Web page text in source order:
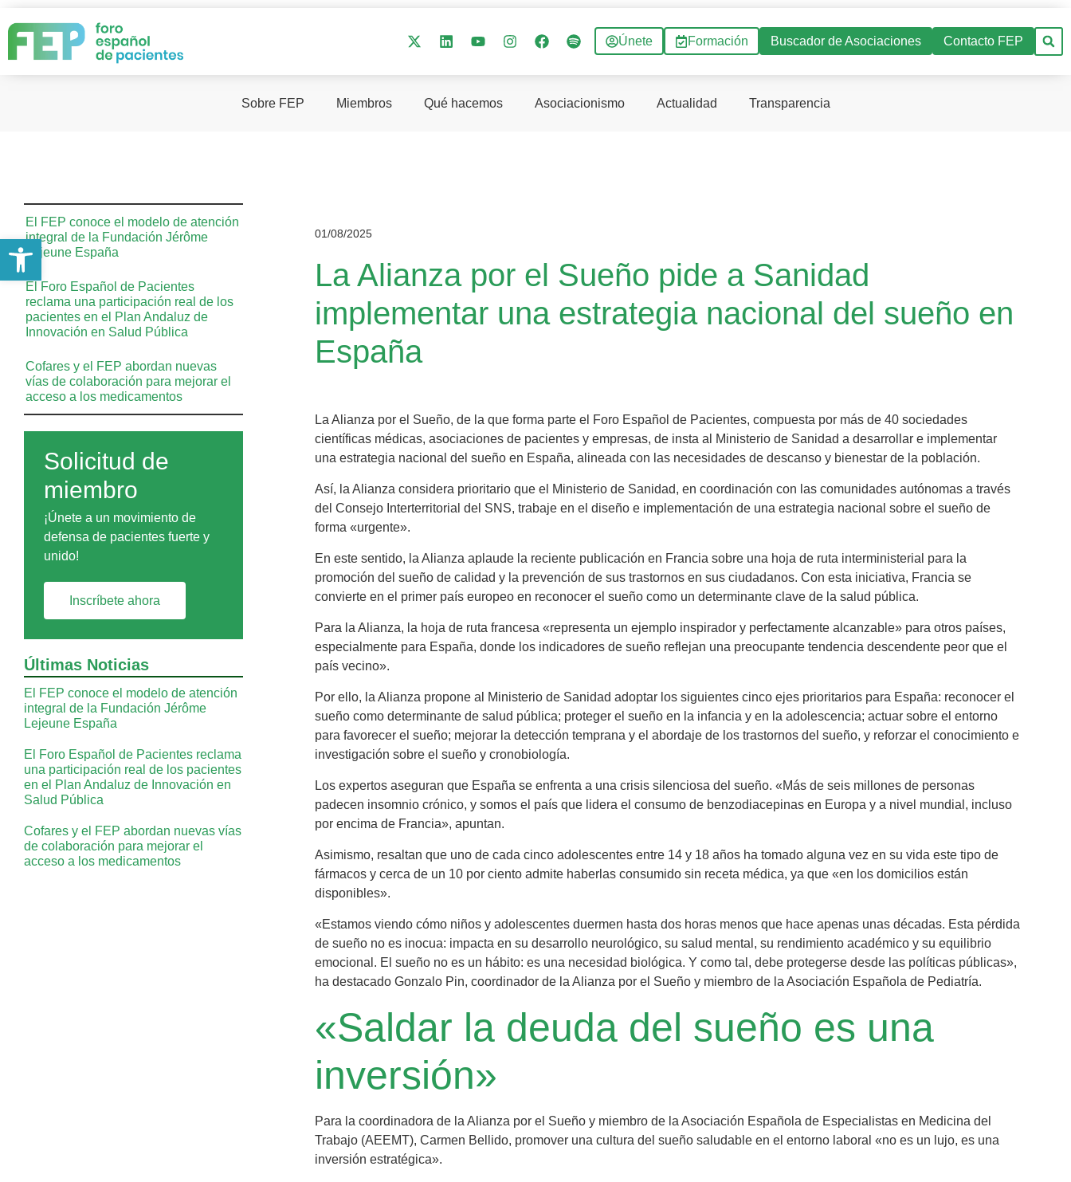
Únete Formación Buscador de Asociaciones Contacto FEP
Sobre FEP Miembros Qué hacemos Asociacionismo Actualidad Transparencia
El FEP conoce el modelo de atención
integral de la Fundación Jérôme
Lejeune España
El Foro Español de Pacientes
reclama una participación real de los
pacientes en el Plan Andaluz de
Innovación en Salud Pública
Cofares y el FEP abordan nuevas
vías de colaboración para mejorar el
acceso a los medicamentos
Solicitud de
miembro
¡Únete a un movimiento de
defensa de pacientes fuerte y
unido!
Inscríbete ahora
Últimas Noticias
El FEP conoce el modelo de atención
integral de la Fundación Jérôme
Lejeune España
El Foro Español de Pacientes reclama
una participación real de los pacientes
en el Plan Andaluz de Innovación en
Salud Pública
Cofares y el FEP abordan nuevas vías
de colaboración para mejorar el
acceso a los medicamentos
01/08/2025
La Alianza por el Sueño pide a Sanidad
implementar una estrategia nacional del sueño en
España
La Alianza por el Sueño, de la que forma parte el Foro Español de Pacientes, compuesta por más de 40 sociedades
científicas médicas, asociaciones de pacientes y empresas, de insta al Ministerio de Sanidad a desarrollar e implementar
una estrategia nacional del sueño en España, alineada con las necesidades de descanso y bienestar de la población.
Así, la Alianza considera prioritario que el Ministerio de Sanidad, en coordinación con las comunidades autónomas a través
del Consejo Interterritorial del SNS, trabaje en el diseño e implementación de una estrategia nacional sobre el sueño de
forma «urgente».
En este sentido, la Alianza aplaude la reciente publicación en Francia sobre una hoja de ruta interministerial para la
promoción del sueño de calidad y la prevención de sus trastornos en sus ciudadanos. Con esta iniciativa, Francia se
convierte en el primer país europeo en reconocer el sueño como un determinante clave de la salud pública.
Para la Alianza, la hoja de ruta francesa «representa un ejemplo inspirador y perfectamente alcanzable» para otros países,
especialmente para España, donde los indicadores de sueño reflejan una preocupante tendencia descendente peor que el
país vecino».
Por ello, la Alianza propone al Ministerio de Sanidad adoptar los siguientes cinco ejes prioritarios para España: reconocer el
sueño como determinante de salud pública; proteger el sueño en la infancia y en la adolescencia; actuar sobre el entorno
para favorecer el sueño; mejorar la detección temprana y el abordaje de los trastornos del sueño, y reforzar el conocimiento e
investigación sobre el sueño y cronobiología.
Los expertos aseguran que España se enfrenta a una crisis silenciosa del sueño. «Más de seis millones de personas
padecen insomnio crónico, y somos el país que lidera el consumo de benzodiacepinas en Europa y a nivel mundial, incluso
por encima de Francia», apuntan.
Asimismo, resaltan que uno de cada cinco adolescentes entre 14 y 18 años ha tomado alguna vez en su vida este tipo de
fármacos y cerca de un 10 por ciento admite haberlas consumido sin receta médica, ya que «en los domicilios están
disponibles».
«Estamos viendo cómo niños y adolescentes duermen hasta dos horas menos que hace apenas unas décadas. Esta pérdida
de sueño no es inocua: impacta en su desarrollo neurológico, su salud mental, su rendimiento académico y su equilibrio
emocional. El sueño no es un hábito: es una necesidad biológica. Y como tal, debe protegerse desde las políticas públicas»,
ha destacado Gonzalo Pin, coordinador de la Alianza por el Sueño y miembro de la Asociación Española de Pediatría.
«Saldar la deuda del sueño es una
inversión»
Para la coordinadora de la Alianza por el Sueño y miembro de la Asociación Española de Especialistas en Medicina del
Trabajo (AEEMT), Carmen Bellido, promover una cultura del sueño saludable en el entorno laboral «no es un lujo, es una
inversión estratégica».
Abrir barra de herramientas